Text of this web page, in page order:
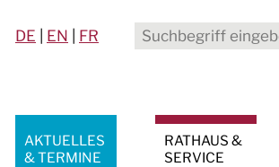
DE EN FR
AKTUELLES
& TERMINE
RATHAUS &
SERVICE